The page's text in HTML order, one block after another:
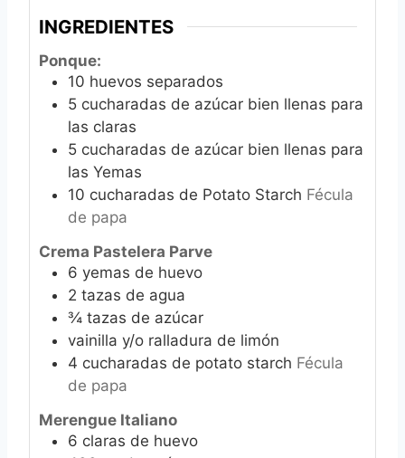
INGREDIENTES
Ponque:
10 huevos separados
5 cucharadas de azúcar bien llenas para
las claras
5 cucharadas de azúcar bien llenas para
las Yemas
10 cucharadas de Potato Starch Fécula
de papa
Crema Pastelera Parve
6 yemas de huevo
2 tazas de agua
¾ tazas de azúcar
vainilla y/o ralladura de limón
4 cucharadas de potato starch Fécula
de papa
Merengue Italiano
6 claras de huevo